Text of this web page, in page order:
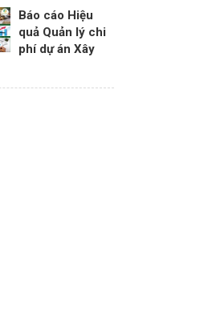
Báo cáo Hiệu
quả Quản lý chi
phí dự án Xây